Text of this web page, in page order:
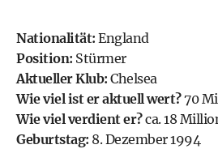
Nationalität: England
Position: Stürmer
Aktueller Klub: Chelsea
Wie viel ist er aktuell wert?70
Wie viel verdient er?ca. 18
Geburtstag: 8. Dezember 1994